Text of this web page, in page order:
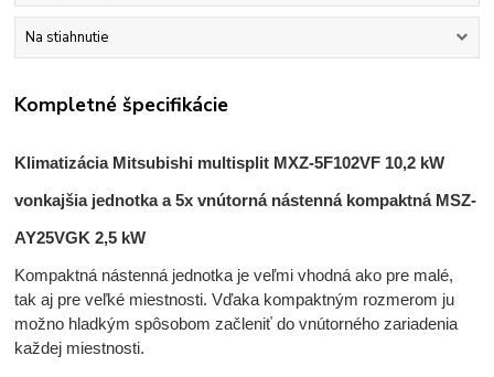
Na stiahnutie
Kompletné špecifikácie
Klimatizácia Mitsubishi multisplit MXZ-5F102VF 10,2 kW
vonkajšia jednotka a 5x vnútorná nástenná kompaktná MSZ-
AY25VGK 2,5 kW
Kompaktná nástenná jednotka je veľmi vhodná ako pre malé,
tak aj pre veľké miestnosti. Vďaka kompaktným rozmerom ju
možno hladkým spôsobom začleniť do vnútorného zariadenia
každej miestnosti.